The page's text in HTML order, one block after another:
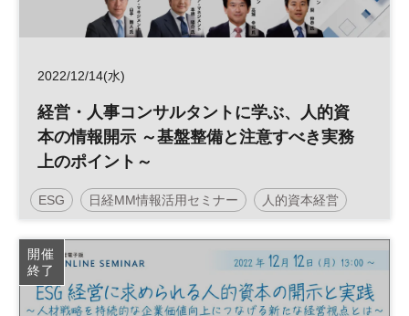
2022/12/14(水)
経営・人事コンサルタントに学ぶ、人的資
本の情報開示 ～基盤整備と注意すべき実務
上のポイント～
ESG 日経MM情報活用セミナー 人的資本経営
開催
終了